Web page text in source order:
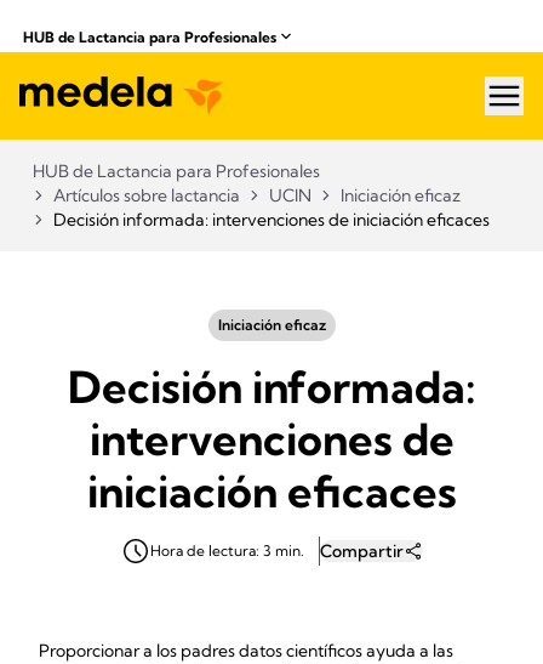
​ HUB de Lactancia para Profesionales
​ HUB de Lactancia para Profesionales
Artículos sobre lactancia
UCIN
Iniciación eficaz
Decisión informada: intervenciones de iniciación eficaces
Iniciación eficaz
Decisión informada:
intervenciones de
iniciación eficaces
Hora de lectura: 3 min. Compartir
Proporcionar a los padres datos científicos ayuda a las